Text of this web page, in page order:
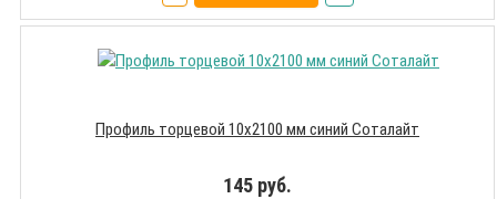
Профиль торцевой 10х2100 мм синий Соталайт
145 руб.